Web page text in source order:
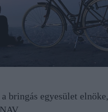
bringás egyesület elnöke,